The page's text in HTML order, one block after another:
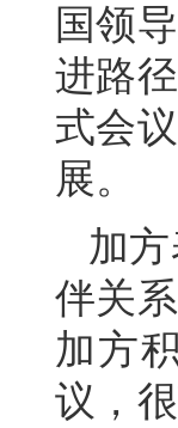
国领
进路
式会
展。
加
伴关
加方
议，